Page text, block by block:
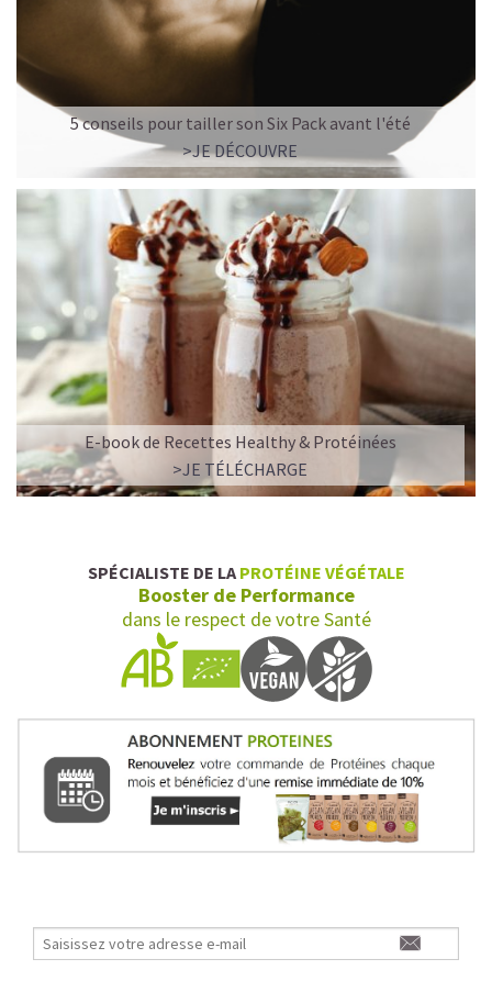
5 conseils pour tailler son Six Pack avant l'été
>JE DÉCOUVRE
E-book de Recettes Healthy & Protéinées
>JE TÉLÉCHARGE
SPÉCIALISTE DE LA PROTÉINE VÉGÉTALE
Booster de Performance
dans le respect de votre Santé